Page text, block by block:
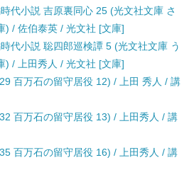
代小説 吉原裏同心 25 (光文社文庫 さ
) / 佐伯泰英 / 光文社 [文庫]
代小説 聡四郎巡検譚 5 (光文社文庫 う
) / 上田秀人 / 光文社 [文庫]
百万石の留守居役 12) / 上田 秀人 / 講
百万石の留守居役 13) / 上田秀人 / 講
百万石の留守居役 16) / 上田秀人 / 講